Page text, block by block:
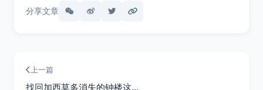
分享文章
上一篇
找回加西莫多消失的钟楼这…